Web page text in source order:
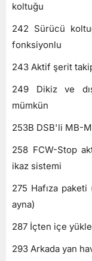
koltuğu
242 Sürücü
fonksiyonlu
243 Aktif şerit
249 Dikiz ve
mümkün
253B DSB'li MB-
258 FCW-Stop
ikaz sistemi
275 Hafıza
ayna)
287 İçten içe
293 Arkada yan